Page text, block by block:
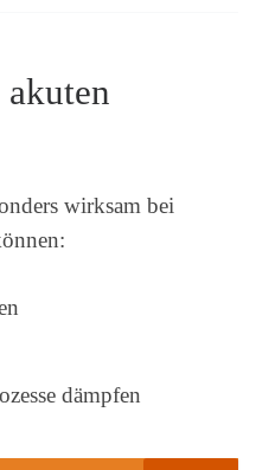
wirksam bei
dämpfen